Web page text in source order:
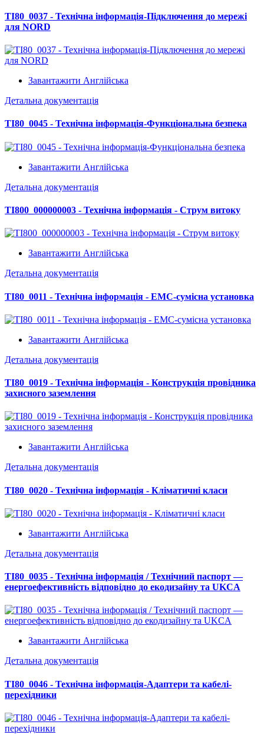
TI80_0037 - Технічна інформація-Підключення до мережі
для NORD
Завантажити Англійська
Детальна документація
TI80_0045 - Технічна інформація-Функціональна безпека
Завантажити Англійська
Детальна документація
TI800_000000003 - Технічна інформація - Струм витоку
Завантажити Англійська
Детальна документація
TI80_0011 - Технічна інформація - ЕМС-сумісна установка
Завантажити Англійська
Детальна документація
TI80_0019 - Технічна інформація - Конструкція провідника
захисного заземлення
Завантажити Англійська
Детальна документація
TI80_0020 - Технічна інформація - Кліматичні класи
Завантажити Англійська
Детальна документація
TI80_0035 - Технічна інформація / Технічний паспорт —
енергоефективність відповідно до екодизайну та UKCA
Завантажити Англійська
Детальна документація
TI80_0046 - Технічна інформація-Адаптери та кабелі-
перехідники